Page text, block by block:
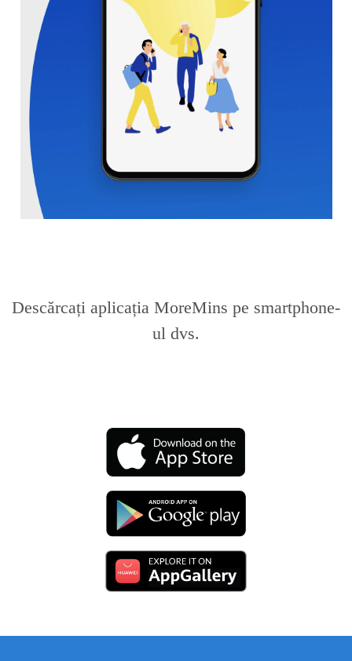
Descărcați aplicația MoreMins pe smartphone-
ul dvs.